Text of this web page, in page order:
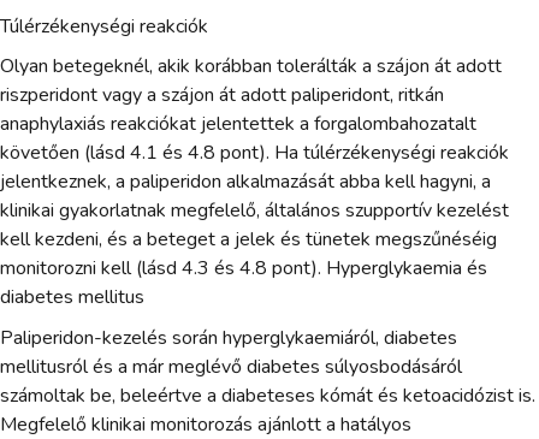
Túlérzékenységi reakciók
Olyan betegeknél, akik korábban tolerálták a szájon át adott
riszperidont vagy a szájon át adott paliperidont, ritkán
anaphylaxiás reakciókat jelentettek a forgalombahozatalt
követően (lásd 4.1 és 4.8 pont). Ha túlérzékenységi reakciók
jelentkeznek, a paliperidon alkalmazását abba kell hagyni, a
klinikai gyakorlatnak megfelelő, általános szupportív kezelést
kell kezdeni, és a beteget a jelek és tünetek megszűnéséig
monitorozni kell (lásd 4.3 és 4.8 pont). Hyperglykaemia és
diabetes mellitus
Paliperidon-kezelés során hyperglykaemiáról, diabetes
mellitusról és a már meglévő diabetes súlyosbodásáról
számoltak be, beleértve a diabeteses kómát és ketoacidózist is.
Megfelelő klinikai monitorozás ajánlott a hatályos